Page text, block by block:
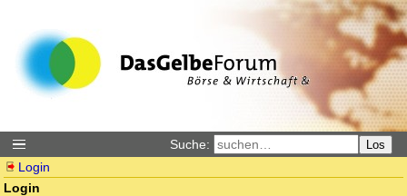
Suche: Los
Login
Login